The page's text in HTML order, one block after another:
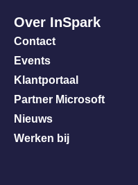
Over InSpark
Contact
Events
Klantportaal
Partner Microsoft
Nieuws
Werken bij